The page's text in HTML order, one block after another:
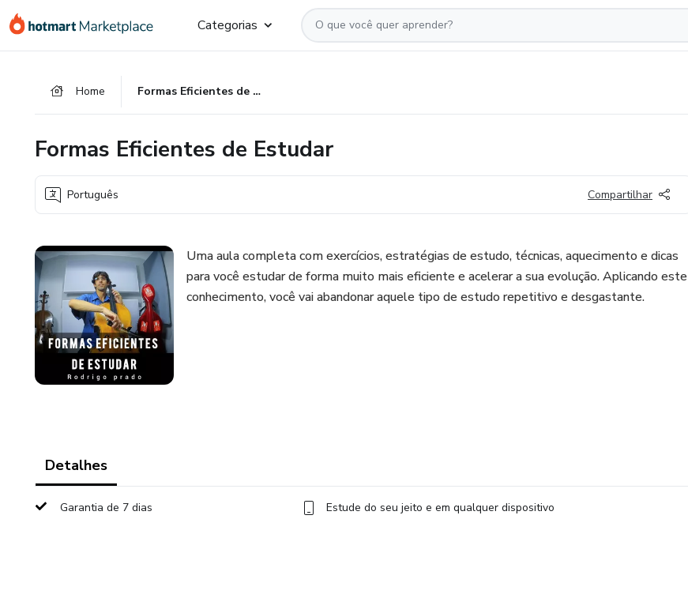
para
para
para
Categorias
Home Formas Eficientes de Estudar
Formas Eficientes de Estudar
Português Compartilhar
Uma aula completa com exercícios, estratégias de estudo, técnicas, aquecimento e dicas
para você estudar de forma muito mais eficiente e acelerar a sua evolução. Aplicando este
conhecimento, você vai abandonar aquele tipo de estudo repetitivo e desgastante.
Detalhes
Garantia de 7 dias Estude do seu jeito e em qualquer dispositivo